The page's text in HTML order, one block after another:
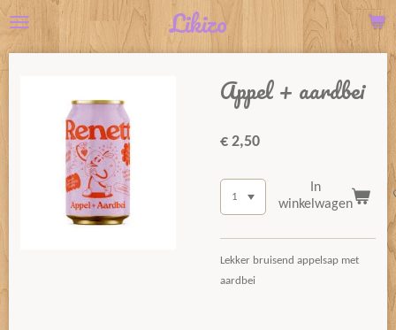
Ga
hoofdinhoud
Likizo
Appel + aardbei
€ 2,50
In
winkelwagen
Lekker bruisend appelsap met
aardbei